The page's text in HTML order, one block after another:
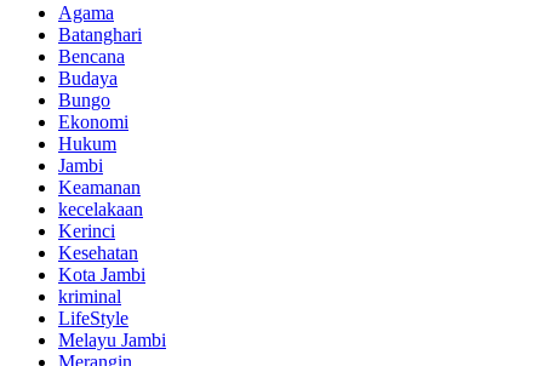
Agama
Batanghari
Bencana
Budaya
Bungo
Ekonomi
Hukum
Jambi
Keamanan
kecelakaan
Kerinci
Kesehatan
Kota Jambi
kriminal
LifeStyle
Melayu Jambi
Merangin